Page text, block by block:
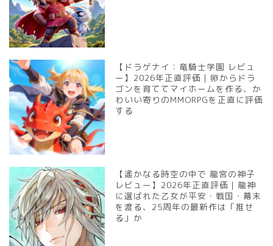
【ドラゲナイ：竜騎士学園 レビュ
ー】2026年正直評価｜卵からドラ
ゴンを育ててマイホームを作る、か
わいい寄りのMMORPGを正直に評価
する
【遙かなる時空の中で 龍宮の神子
レビュー】2026年正直評価｜龍神
に選ばれた乙女が平安・戦国・幕末
を渡る、25周年の最新作は「推せ
る」か